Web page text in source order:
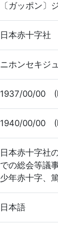
〔ガッポン
日本赤十字社
ニホンセキジ
1937/00/00 (
1940/00/00 (
日本赤十字社
での総会等議
少年赤十字、
日本語